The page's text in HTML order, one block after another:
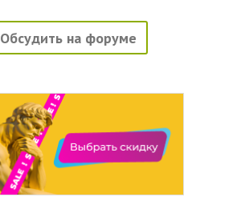
Обсудить на форуме